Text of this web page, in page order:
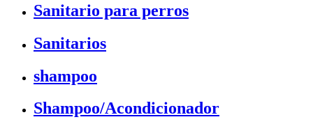
Sanitario para perros
Sanitarios
shampoo
Shampoo/Acondicionador